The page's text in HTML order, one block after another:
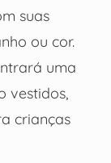
suas
ou cor.
uma
vestidos,
crianças